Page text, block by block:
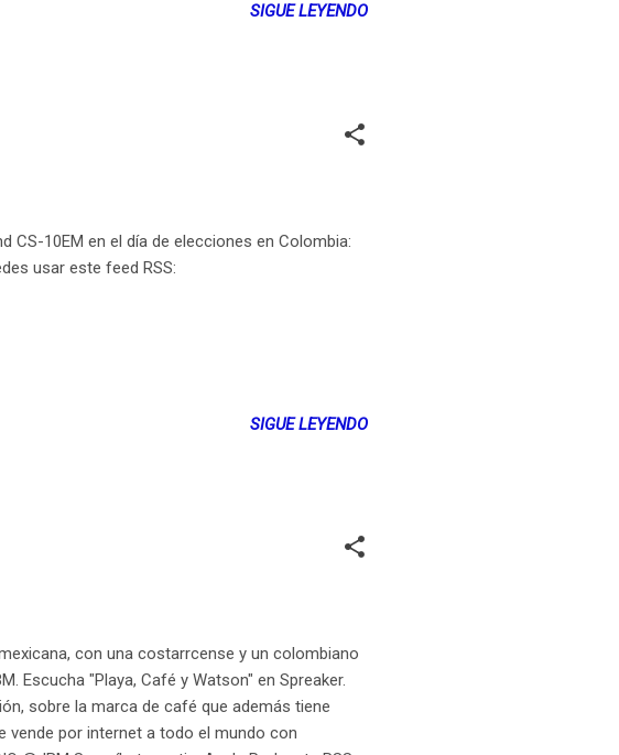
SIGUE LEYENDO
CS-10EM en el día de elecciones en Colombia:
usar este feed RSS:
SIGUE LEYENDO
con una costarrcense y un colombiano
Escucha "Playa, Café y Watson" en Spreaker.
sobre la marca de café que además tiene
vende por internet a todo el mundo con